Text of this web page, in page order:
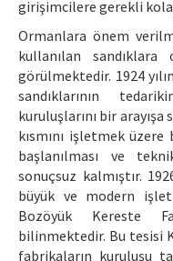
girişimcilere gerekli
Ormanlara önem
kullanılan
görülmektedir. 1924
sandıklarının
kuruluşlarını bir
kısmını işletmek
başlanılması ve
sonuçsuz kalmıştır.
büyük ve modern
Bozöyük Kereste
bilinmektedir. Bu tesisi
fabrikaların kuruluşu